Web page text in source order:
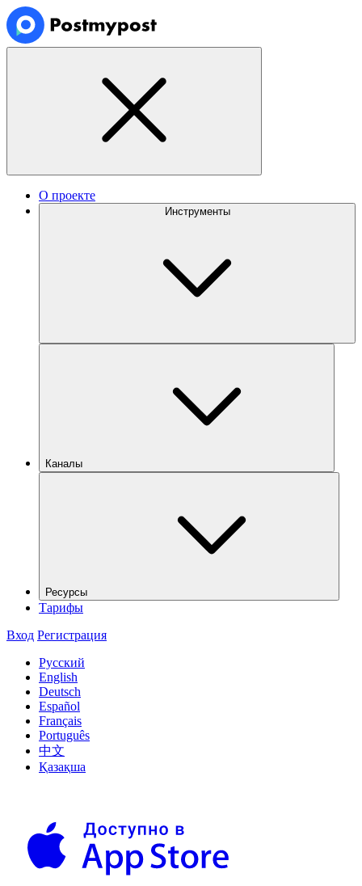
О проекте
Инструменты
Каналы
Ресурсы
Тарифы
Вход Регистрация
Русский
English
Deutsch
Español
Français
Português
中文
Қазақша